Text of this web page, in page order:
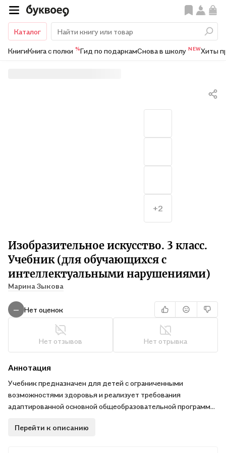
Каталог
КнигиКнига с полки %Гид по подаркамСнова в школу NEWХиты
Изобразительное искусство. 3 класс.
Учебник (для обучающихся с
интеллектуальными нарушениями)
Марина Зыкова
— Нет оценок
Нет отзывов Нет отрывка
+2
Аннотация
Учебник предназначен для детей с ограниченными
возможностями здоровья и реализует требования
адаптированной основной общеобразовательной программы
образования обучающихся с интеллектуальными
Перейти к описанию